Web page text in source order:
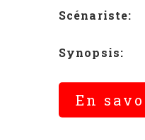
Scénariste:
Synopsis:
En